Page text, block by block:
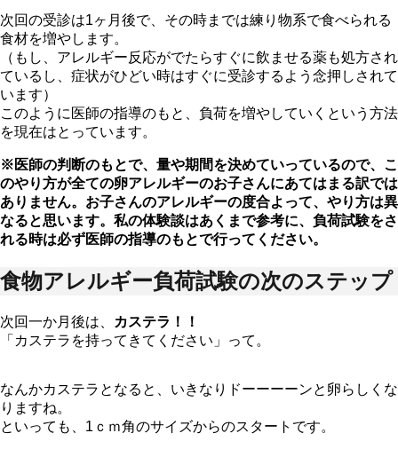
次回の受診は1ヶ月後で、その時までは練り物系で食べられる
食材を増やします。
（もし、アレルギー反応がでたらすぐに飲ませる薬も処方され
ているし、症状がひどい時はすぐに受診するよう念押しされて
います）
このように医師の指導のもと、負荷を増やしていくという方法
を現在はとっています。
※医師の判断のもとで、量や期間を決めていっているので、こ
のやり方が全ての卵アレルギーのお子さんにあてはまる訳では
ありません。お子さんのアレルギーの度合よって、やり方は異
なると思います。私の体験談はあくまで参考に、負荷試験をさ
れる時は必ず医師の指導のもとで行ってください。
食物アレルギー負荷試験の次のステップ
次回一か月後は、
カステラ！！
「カステラを持ってきてください」って。
なんかカステラとなると、いきなりドーーーーンと卵らしくな
りますね。
といっても、1ｃｍ角のサイズからのスタートです。